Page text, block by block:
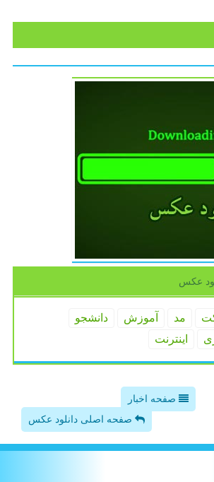
عكس
مد آموزش
دانشجو
اینترنت
صفحه اخبار
صفحه اصلی دانلود عکس